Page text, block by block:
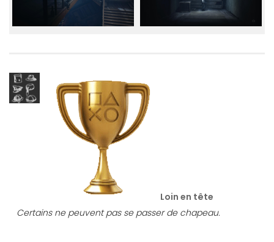
Loin en tête
Certains ne peuvent pas se passer de chapeau.